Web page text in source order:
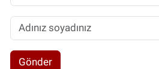
Gönder